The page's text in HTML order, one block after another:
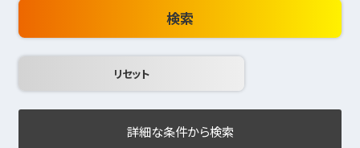
検索
詳細な条件から検索